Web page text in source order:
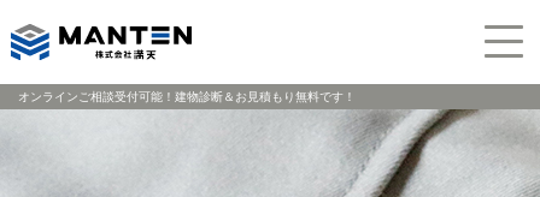
オンラインご相談受付可能！建物診断＆お見積もり無料です！